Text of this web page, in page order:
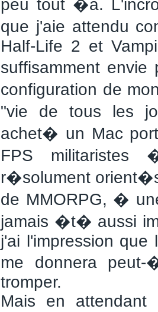
peu tout �a.
que j'aie attendu
Half-Life 2 et
suffisamment
configuration de
"vie de tous les
achet� un Mac
FPS militaristes
r�solument
de MMORPG, �
jamais �t� aussi
j'ai l'impression
me donnera
tromper.
Mais en attendant